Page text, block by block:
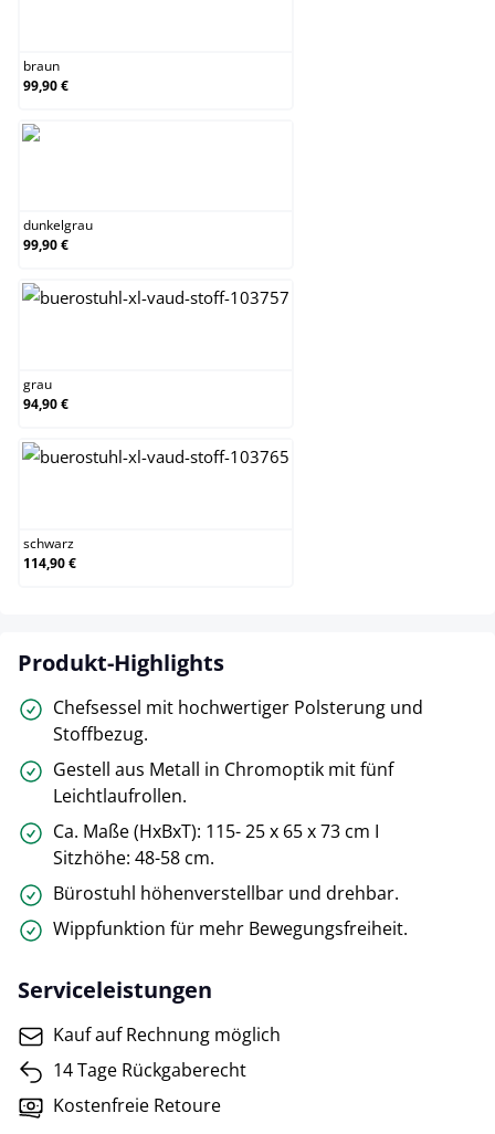
braun
99,90 €
dunkelgrau
99,90 €
grau
94,90 €
schwarz
114,90 €
Produkt-Highlights
Chefsessel mit hochwertiger Polsterung und
Stoffbezug.
Gestell aus Metall in Chromoptik mit fünf
Leichtlaufrollen.
Ca. Maße (HxBxT): 115- 25 x 65 x 73 cm I
Sitzhöhe: 48-58 cm.
Bürostuhl höhenverstellbar und drehbar.
Wippfunktion für mehr Bewegungsfreiheit.
Serviceleistungen
Kauf auf Rechnung möglich
14 Tage Rückgaberecht
Kostenfreie Retoure